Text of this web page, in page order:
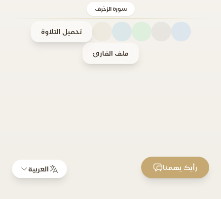
سورة الزخرف
تحميل التلاوة
ملف القارئ
العربية رأيك يهمنا